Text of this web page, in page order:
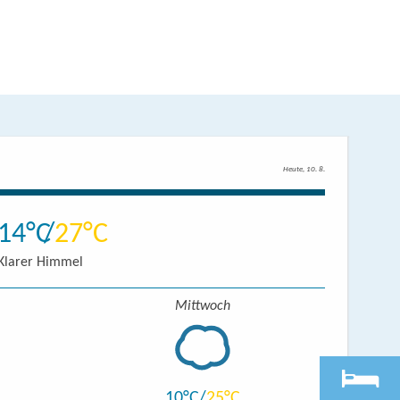
Heute, 10. 8.
14 27
Klarer Himmel
Mittwoch